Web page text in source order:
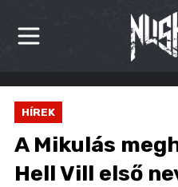
HÍREK
KRITIKÁK
BESZÁMOLÓK
HÍREK
A Mikulás
Hell Vill első